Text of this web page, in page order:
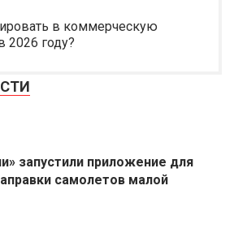
в коммерческую
2026 году?
запустили приложение для
самолетов малой